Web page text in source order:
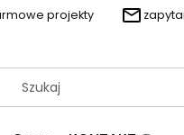
projekty